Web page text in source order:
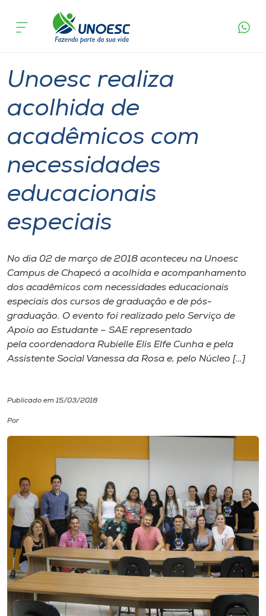
Cursos
Atendimento ao Estudante
Portal de Ensino
Unoesc
Internacionalização
I.nova
Diplomados
Cultura
CPA
Biblioteca
Rádio
Museu
Unoesc
Store
acontece
Unoesc realiza
acolhida de
acadêmicos com
necessidades
educacionais
especiais
No dia 02 de março de 2018 aconteceu na Unoesc
Campus de Chapecó a acolhida e acompanhamento
dos acadêmicos com necessidades educacionais
especiais dos cursos de graduação e de pós-
graduação. O evento foi realizado pelo Serviço de
Apoio ao Estudante – SAE representado
pela coordenadora Rubielle Elis Elfe Cunha e pela
Assistente Social Vanessa da Rosa e, pelo Núcleo […]
Publicado em 15/03/2018
Por